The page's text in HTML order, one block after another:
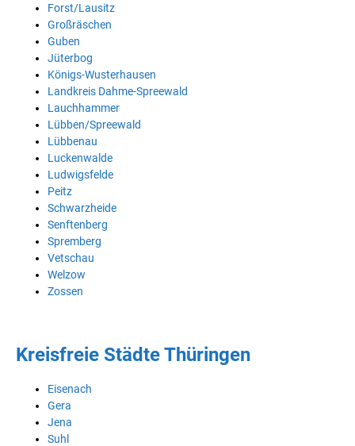
Forst/Lausitz
Großräschen
Guben
Jüterbog
Königs-Wusterhausen
Landkreis Dahme-Spreewald
Lauchhammer
Lübben/Spreewald
Lübbenau
Luckenwalde
Ludwigsfelde
Peitz
Schwarzheide
Senftenberg
Spremberg
Vetschau
Welzow
Zossen
Kreisfreie Städte Thüringen
Eisenach
Gera
Jena
Suhl